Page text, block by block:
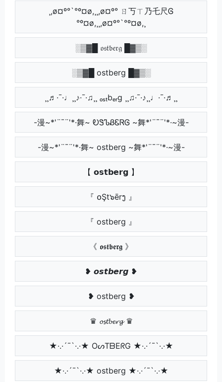
¸,ø¤º°`°º¤ø,¸¸,ø¤º° ㄖ丂ㄒ乃乇尺Ꮆ
°º¤ø,¸¸,ø¤º°`°º¤ø,¸
░▒▓█ 𝔬𝔰𝔱𝔟𝔢𝔯𝔤 █▓▒░
░▒▓█ ostberg █▓▒░
¸¸♬·¯·♩¸¸♪·¯·♫¸¸ ₒₛₜbₑᵣg ¸¸♫·¯·♪¸¸♩·¯·♬¸¸
-漫~*'¨¯¨'*·舞~ ᎧᏕᏖᏰᏋᏒᎶ ~舞*'¨¯¨'*·~漫-
-漫~*'¨¯¨'*·舞~ ostberg ~舞*'¨¯¨'*·~漫-
【 𝗼𝘀𝘁𝗯𝗲𝗿𝗴 】
『 ໐Şt๖ērງ 』
『 ostberg 』
《 𝖔𝖘𝖙𝖇𝖊𝖗𝖌 》
❥ 𝙤𝙨𝙩𝙗𝙚𝙧𝙜 ❥
❥ ostberg ❥
♛ 𝓸𝓼𝓽𝓫𝓮𝓻𝓰 ♛
★·.·´¯`·.·★ OᔕTᗷEᖇG ★·.·´¯`·.·★
★·.·´¯`·.·★ ostberg ★·.·´¯`·.·★